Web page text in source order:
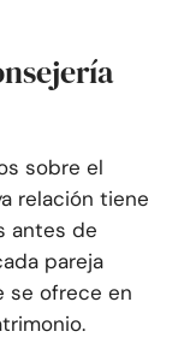
sobre el
relación tiene
antes de
pareja
se ofrece en